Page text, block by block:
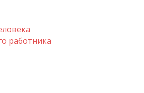
работника